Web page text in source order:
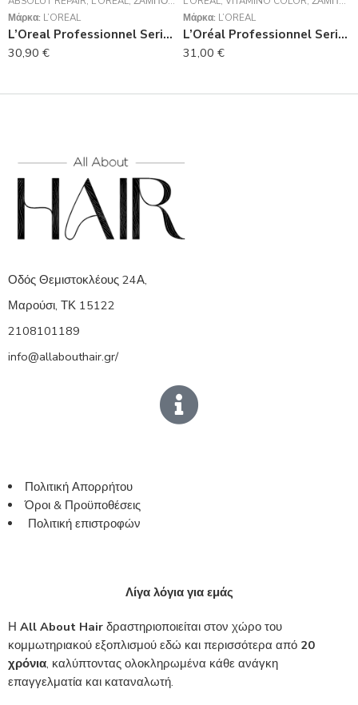
Μάρκα: L’ORÉAL
L’Oreal Professionnel Serie Expert Absolut Repair Shampoo Για Ταλαιπωρημένα Μαλλιά 1500ml
30,90 €
Μάρκα: L’ORÉAL
L’Oréal Professionnel Serie Expert Vitamino Color Shampoo 1500ml
31,00 €
Οδός Θεμιστοκλέους 24Α,
Μαρούσι, ΤΚ 15122
2108101189
info@allabouthair.gr/
Πολιτική Απορρήτου
Όροι & Προϋποθέσεις
Πολιτική επιστροφών
Λίγα λόγια για εμάς
Η All About Hair δραστηριοποιείται στον χώρο του
κομμωτηριακού εξοπλισμού εδώ και περισσότερα από 20
χρόνια, καλύπτοντας ολοκληρωμένα κάθε ανάγκη
επαγγελματία και καταναλωτή.